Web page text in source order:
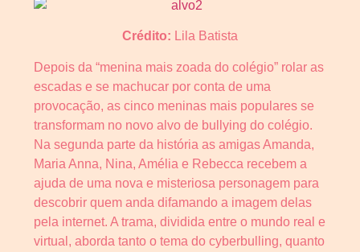
Crédito: Lila Batista
Depois da “menina mais zoada do colégio” rolar as
escadas e se machucar por conta de uma
provocação, as cinco meninas mais populares se
transformam no novo alvo de bullying do colégio.
Na segunda parte da história as amigas Amanda,
Maria Anna, Nina, Amélia e Rebecca recebem a
ajuda de uma nova e misteriosa personagem para
descobrir quem anda difamando a imagem delas
pela internet. A trama, dividida entre o mundo real e
virtual, aborda tanto o tema do cyberbulling, quanto